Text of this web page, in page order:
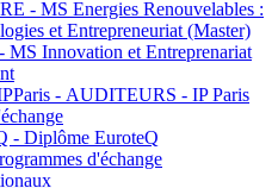
- MS Energies Renouvelables :
et Entrepreneuriat (Master)
MS Innovation et Entreprenariat
- AUDITEURS - IP Paris
- Diplôme EuroteQ
d'échange